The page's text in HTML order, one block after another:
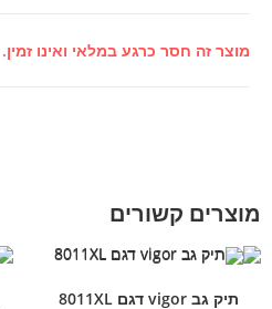
מוצר זה חסר כרגע במלאי ואינו זמין.
מוצרים קשורים
תיק גב vigor דגם 8011XL